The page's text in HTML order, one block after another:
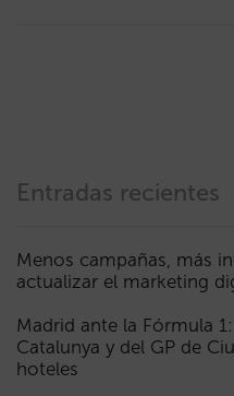
Entradas recientes
Menos campañas, más
actualizar el marketing
Madrid ante la Fórmula
Catalunya y del GP de
hoteles